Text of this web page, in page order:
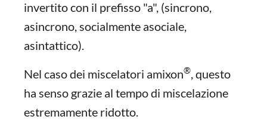
invertito con il prefisso "a", (sincrono,
asincrono, socialmente asociale,
asintattico).
Nel caso dei miscelatori amixon®, questo
ha senso grazie al tempo di miscelazione
estremamente ridotto.